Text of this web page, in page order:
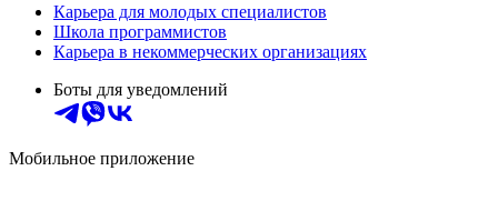
Карьера для молодых специалистов
Школа программистов
Карьера в некоммерческих организациях
Боты для уведомлений
Мобильное приложение